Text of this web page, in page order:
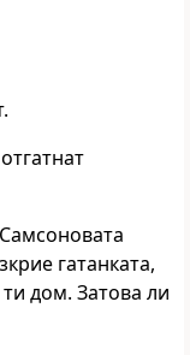
гатанката,
дом. Затова ли